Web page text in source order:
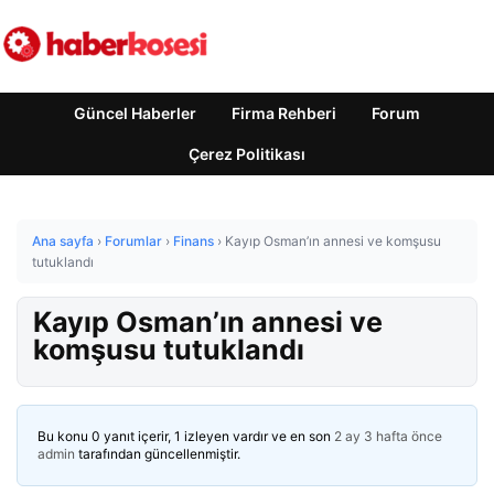
Güncel Haberler Firma Rehberi Forum
Çerez Politikası
Ana sayfa › Forumlar › Finans › Kayıp Osman’ın annesi ve komşusu
tutuklandı
Kayıp Osman’ın annesi ve
komşusu tutuklandı
Bu konu 0 yanıt içerir, 1 izleyen vardır ve en son 2 ay 3 hafta önce
admin tarafından güncellenmiştir.